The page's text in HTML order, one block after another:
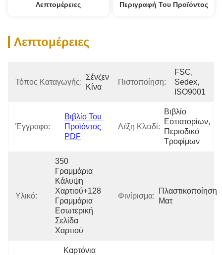
Λεπτομέρειες Περιγραφή Του Προϊόντος
Λεπτομέρειες
Τόπος Καταγωγής:
Σένζεν
Κίνα
Πιστοποίηση:
FSC,
Sedex,
ISO9001
Έγγραφο:
Βιβλίο Του
Προϊόντος
PDF
Λέξη Κλειδί:
Βιβλίο
Εστιατορίων,
Περιοδικό
Τροφίμων
Υλικό:
350
Γραμμάρια
Κάλυψη
Χαρτιού+128
Γραμμάρια
Εσωτερική
Σελίδα
Χαρτιού
Φινίρισμα:
Πλαστικοποίηση
Ματ
Καρτόνια